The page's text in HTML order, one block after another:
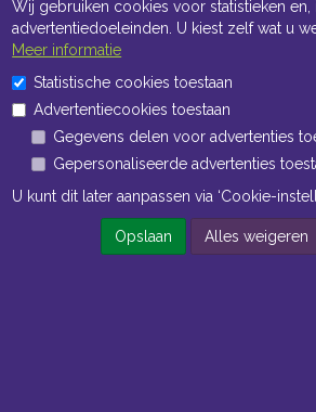
Openingstijden Kantoor
Openingstijden Magazijn
ma t/m vr 7:00 uur tot 16:30 uur
Wij gebruiken cookies voor statistieken en,
advertentiedoeleinden. U kiest zelf wat u
Meer informatie
Statistische cookies toestaan
Advertentiecookies toestaan
Gegevens delen voor advertenties
Gepersonaliseerde advertenties
U kunt dit later aanpassen via ‘Cookie-
Opslaan Alles weigeren